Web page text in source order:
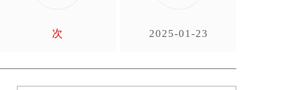
次 2025-01-23